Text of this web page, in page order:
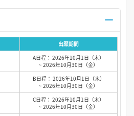
出願期間
A日程： 2026年10月1日（木）
~ 2026年10月30日（金）
B日程： 2026年10月1日（木）
~ 2026年10月30日（金）
C日程： 2026年10月1日（木）
~ 2026年10月30日（金）